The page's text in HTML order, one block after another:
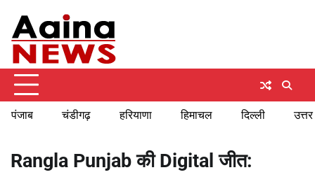
content
पंजाब चंडीगढ़ हरियाणा हिमाचल दिल्ली
Rangla Punjab की Digital जीत: